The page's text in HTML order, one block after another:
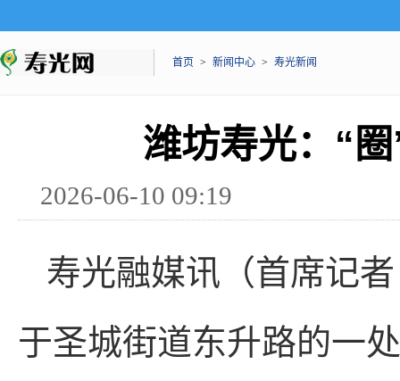
首页 > 新闻中心 > 寿光新闻
潍坊寿光：“
2026-06-10 09:19
寿光融媒讯（首席记
于圣城街道东升路的一